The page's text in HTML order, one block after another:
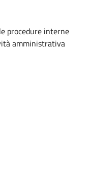
procedure interne
amministrativa